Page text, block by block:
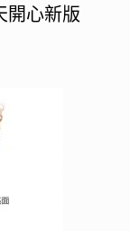
開心新版